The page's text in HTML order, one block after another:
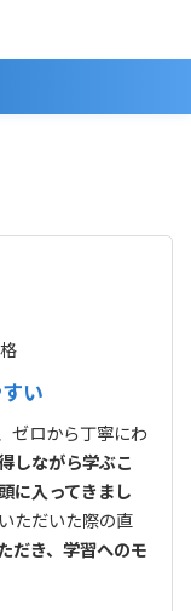
い
ゼロから丁寧にわ
しながら学ぶこ
に入ってきまし
ただいた際の直
だき、学習へのモ